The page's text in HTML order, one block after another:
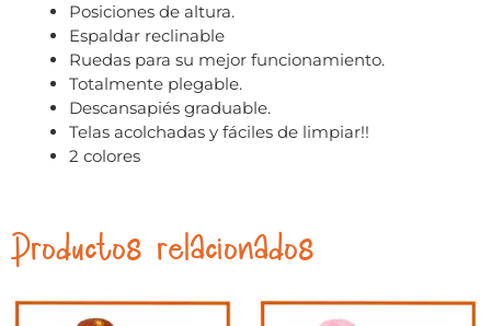
Posiciones de altura.
Espaldar reclinable
Ruedas para su mejor funcionamiento.
Totalmente plegable.
Descansapiés graduable.
Telas acolchadas y fáciles de limpiar!!
2 colores
Productos relacionados